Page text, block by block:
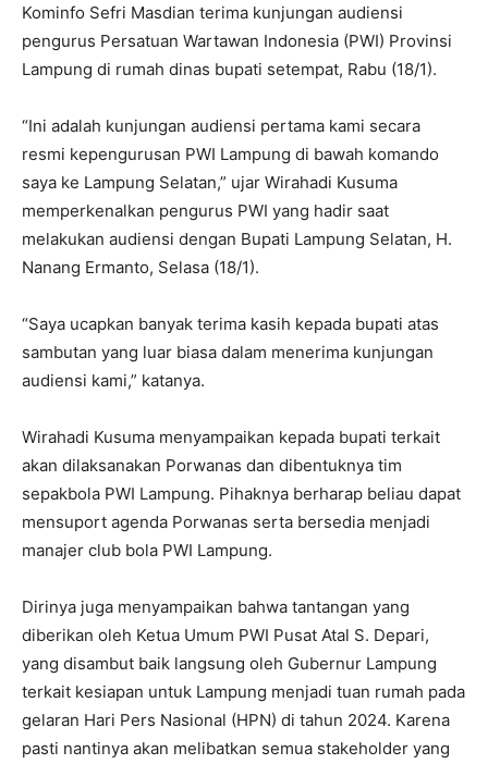
Kominfo Sefri Masdian terima kunjungan audiensi
pengurus Persatuan Wartawan Indonesia (PWI) Provinsi
Lampung di rumah dinas bupati setempat, Rabu (18/1).
“Ini adalah kunjungan audiensi pertama kami secara
resmi kepengurusan PWI Lampung di bawah komando
saya ke Lampung Selatan,” ujar Wirahadi Kusuma
memperkenalkan pengurus PWI yang hadir saat
melakukan audiensi dengan Bupati Lampung Selatan, H.
Nanang Ermanto, Selasa (18/1).
“Saya ucapkan banyak terima kasih kepada bupati atas
sambutan yang luar biasa dalam menerima kunjungan
audiensi kami,” katanya.
Wirahadi Kusuma menyampaikan kepada bupati terkait
akan dilaksanakan Porwanas dan dibentuknya tim
sepakbola PWI Lampung. Pihaknya berharap beliau dapat
mensuport agenda Porwanas serta bersedia menjadi
manajer club bola PWI Lampung.
Dirinya juga menyampaikan bahwa tantangan yang
diberikan oleh Ketua Umum PWI Pusat Atal S. Depari,
yang disambut baik langsung oleh Gubernur Lampung
terkait kesiapan untuk Lampung menjadi tuan rumah pada
gelaran Hari Pers Nasional (HPN) di tahun 2024. Karena
pasti nantinya akan melibatkan semua stakeholder yang